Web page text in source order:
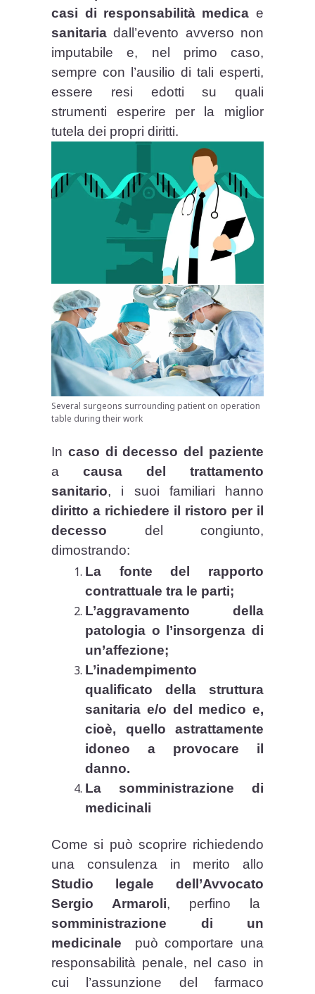
casi di responsabilità medica e
sanitaria dall’evento avverso non
imputabile e, nel primo caso,
sempre con l’ausilio di tali esperti,
essere resi edotti su quali
strumenti esperire per la miglior
tutela dei propri diritti.
Several surgeons surrounding patient on operation
table during their work
In caso di decesso del paziente
acausa del trattamento
sanitario, i suoi familiari hanno
diritto a richiedere il ristoro per il
decesso del congiunto,
dimostrando:
La fonte del rapporto
contrattuale tra le parti;
L’aggravamento della
patologia o l’insorgenza di
un’affezione;
L’inadempimento
qualificato della struttura
sanitaria e/o del medico e,
cioè, quello astrattamente
idoneo a provocare il
danno.
La somministrazione di
medicinali
Come si può scoprire richiedendo
una consulenza in merito allo
Studio legale dell’Avvocato
Sergio Armaroli, perfino la
somministrazione di un
medicinale può comportare una
responsabilità penale, nel caso in
cui l’assunzione del farmaco